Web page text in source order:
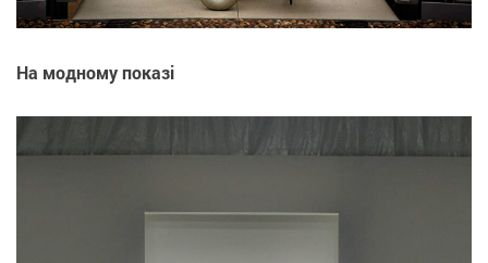
На модному показі